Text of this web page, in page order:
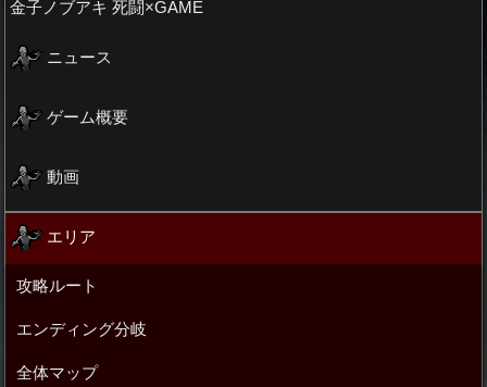
金子ノブアキ 死闘×GAME
ニュース
ゲーム概要
動画
エリア
攻略ルート
エンディング分岐
全体マップ